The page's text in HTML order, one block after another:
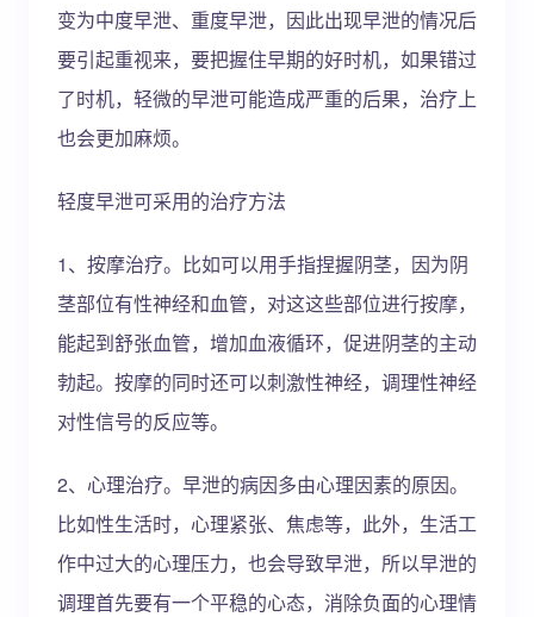
变为中度早泄、重度早泄，因此出现早泄的情况后
要引起重视来，要把握住早期的好时机，如果错过
了时机，轻微的早泄可能造成严重的后果，治疗上
也会更加麻烦。
轻度早泄可采用的治疗方法
1、按摩治疗。比如可以用手指捏握阴茎，因为阴
茎部位有性神经和血管，对这这些部位进行按摩，
能起到舒张血管，增加血液循环，促进阴茎的主动
勃起。按摩的同时还可以刺激性神经，调理性神经
对性信号的反应等。
2、心理治疗。早泄的病因多由心理因素的原因。
比如性生活时，心理紧张、焦虑等，此外，生活工
作中过大的心理压力，也会导致早泄，所以早泄的
调理首先要有一个平稳的心态，消除负面的心理情